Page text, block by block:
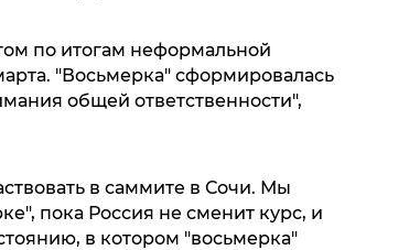
по итогам неформальной
"Восьмерка" сформировалась
общей ответственности",
в саммите в Сочи. Мы
пока Россия не сменит курс, и
в котором "восьмерка"